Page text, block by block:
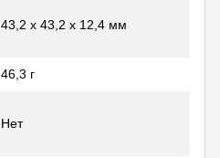
43,2 x 43,2 x 12,4 мм
46,3 г
Нет